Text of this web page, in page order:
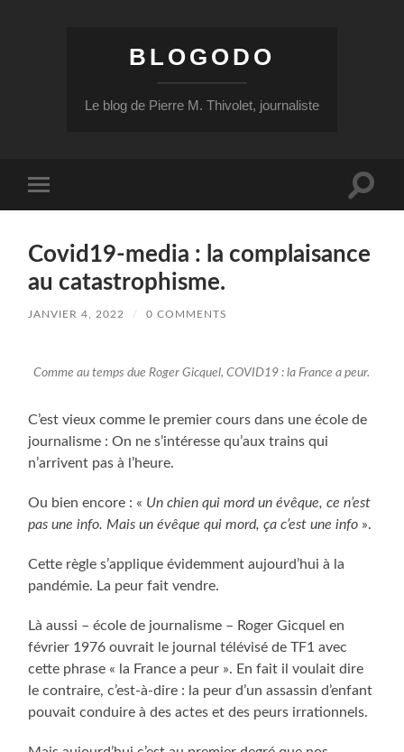
BLOGODO
Le blog de Pierre M. Thivolet, journaliste
mobile
Toggle
Covid19-media : la complaisance
au catastrophisme.
JANVIER 4, 2022 / 0 COMMENTS
Comme au temps due Roger Gicquel, COVID19 : la France a peur.
C’est vieux comme le premier cours dans une école de
journalisme : On ne s’intéresse qu’aux trains qui
n’arrivent pas à l’heure.
Ou bien encore : « Un chien qui mord un évêque, ce n’est
pas une info. Mais un évêque qui mord, ça c’est une info ».
Cette règle s’applique évidemment aujourd’hui à la
pandémie. La peur fait vendre.
Là aussi – école de journalisme – Roger Gicquel en
février 1976 ouvrait le journal télévisé de TF1 avec
cette phrase « la France a peur ». En fait il voulait dire
le contraire, c’est-à-dire : la peur d’un assassin d’enfant
pouvait conduire à des actes et des peurs irrationnels.